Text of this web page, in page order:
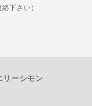
下さい）
ーシモン